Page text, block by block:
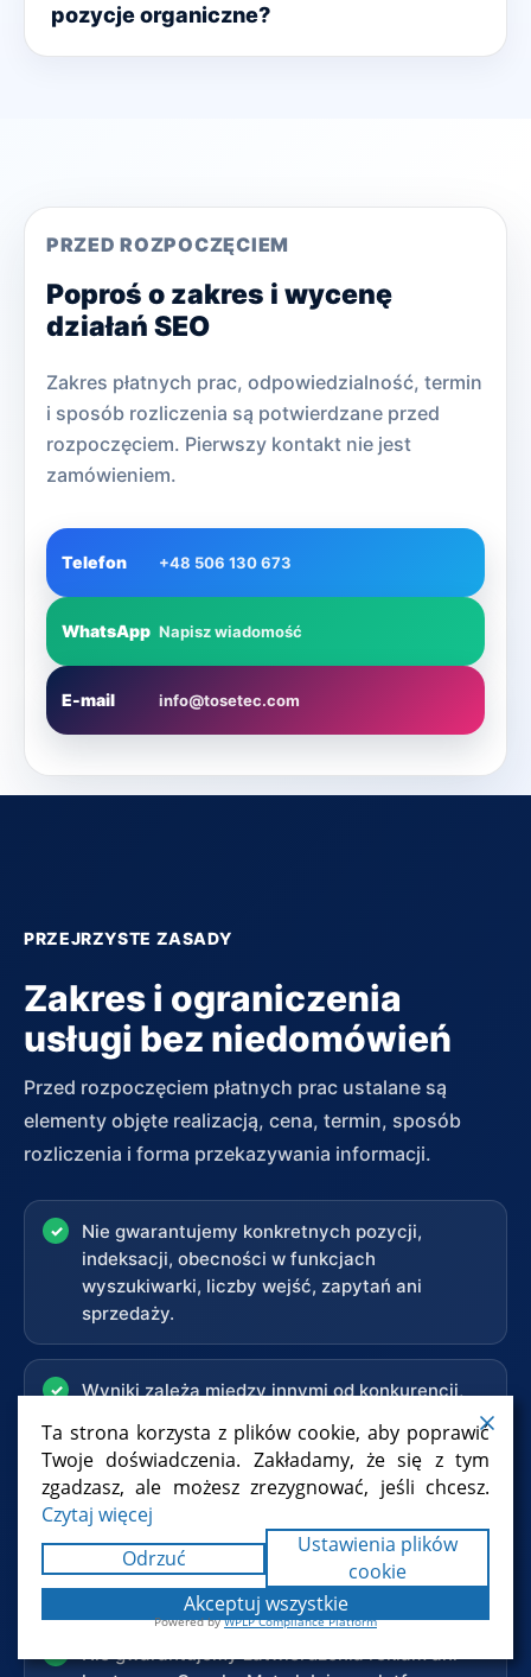
pozycje organiczne?
PRZED ROZPOCZĘCIEM
Poproś o zakres i wycenę
działań SEO
Zakres płatnych prac, odpowiedzialność, termin
i sposób rozliczenia są potwierdzane przed
rozpoczęciem. Pierwszy kontakt nie jest
zamówieniem.
Telefon +48 506 130 673
WhatsApp Napisz wiadomość
E-mail info@tosetec.com
PRZEJRZYSTE ZASADY
Zakres i ograniczenia
usługi bez niedomówień
Przed rozpoczęciem płatnych prac ustalane są
elementy objęte realizacją, cena, termin, sposób
rozliczenia i forma przekazywania informacji.
Nie gwarantujemy konkretnych pozycji,
indeksacji, obecności w funkcjach
wyszukiwarki, liczby wejść, zapytań ani
sprzedaży.
Wyniki zależą między innymi od konkurencji,
historii domeny, oferty, jakości wdrożeń i zmian
w zewnętrznych systemach.
Podstawowe rozpoznanie może być bezpłatne;
pełny audyt, wdrożenia, treści i stała obsługa
są wyceniane zgodnie z ustalonym zakresem.
Nie gwarantujemy zatwierdzenia reklam ani
Ta strona korzysta z plików cookie, aby poprawić
Twoje doświadczenia. Zakładamy, że się z tym
zgadzasz, ale możesz zrezygnować, jeśli chcesz.
Czytaj więcej
Odrzuć
Ustawienia plików
cookie
Akceptuj wszystkie
Powered byWPLP Compliance Platform